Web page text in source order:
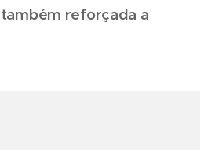
reforçada a